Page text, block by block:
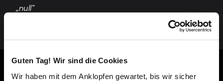
Guten Tag! Wir sind die Cookies
Wir haben mit dem Anklopfen gewartet, bis wir sicher
„null”